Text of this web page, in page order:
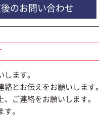
のお問い合わせ
ます。
とお伝えをお願いします。
ご連絡をお願いします。
。